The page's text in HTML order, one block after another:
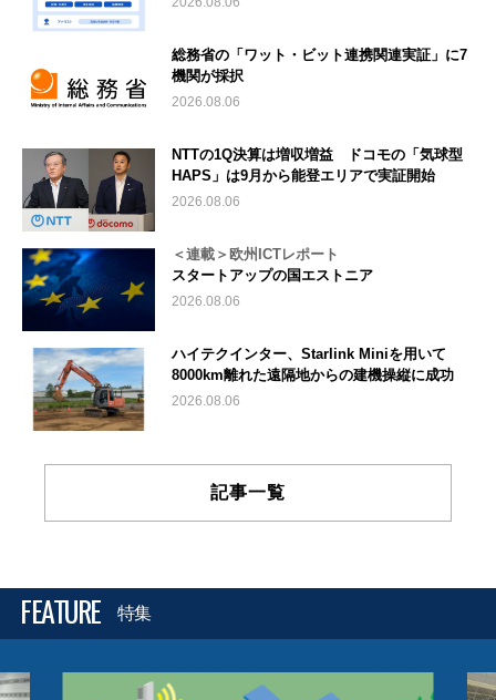
総務省の「ワット・ビット連携関連実証」に7
機関が採択
2026.08.06
NTTの1Q決算は増収増益 ドコモの「気球型
HAPS」は9月から能登エリアで実証開始
2026.08.06
＜連載＞欧州ICTレポート
スタートアップの国エストニア
2026.08.06
ハイテクインター、Starlink Miniを用いて
8000km離れた遠隔地からの建機操縦に成功
2026.08.06
記事一覧
FEATURE 特集